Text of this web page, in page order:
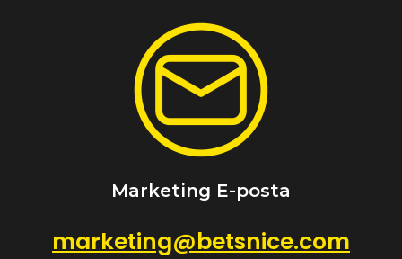
Marketing E-posta
marketing@betsnice.com